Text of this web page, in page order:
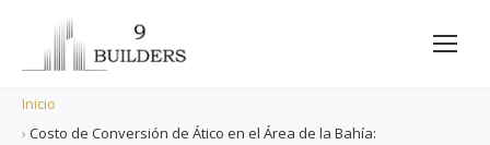
Inicio
› Costo de Conversión de Ático en el Área de la Bahía: